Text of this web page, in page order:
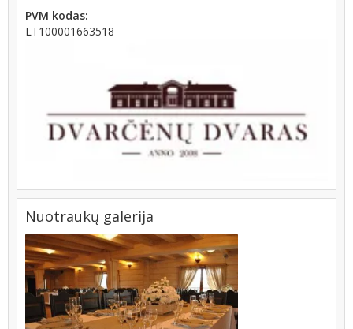
PVM kodas:
LT100001663518
Nuotraukų galerija